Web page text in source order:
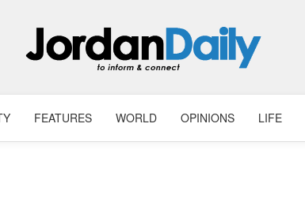
FEATURES WORLD OPINIONS LIFE